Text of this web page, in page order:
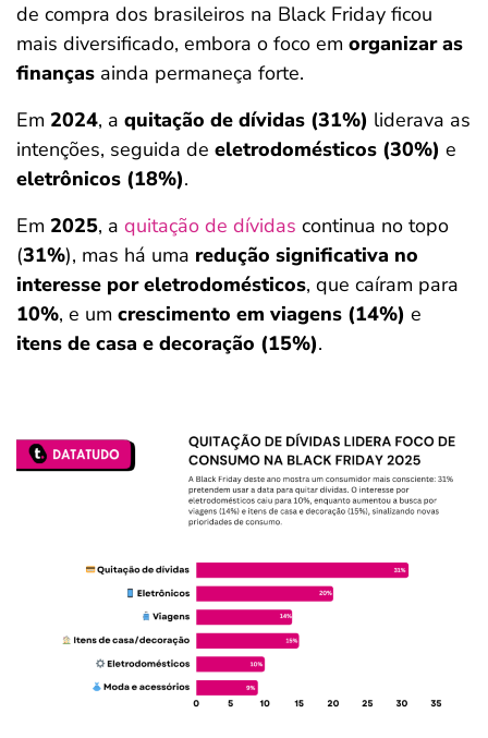
de compra dos brasileiros na Black Friday ficou
mais diversificado, embora o foco em organizar as
finanças ainda permaneça forte.
Em 2024, a quitação de dívidas (31%) liderava as
intenções, seguida de eletrodomésticos (30%) e
eletrônicos (18%).
Em 2025, a quitação de dívidas continua no topo
(31%), mas há uma redução significativa no
interesse por eletrodomésticos, que caíram para
10%, e um crescimento em viagens (14%) e
itens de casa e decoração (15%).